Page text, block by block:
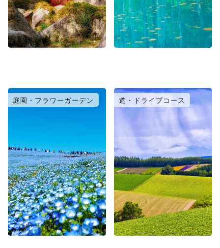
庭園・フラワーガーデン 道・ドライブコース